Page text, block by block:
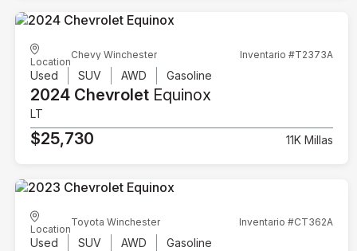
Location
Chevy Winchester Inventario #T2373A
Used SUV AWD Gasoline
2024 Chevrolet Equinox
LT
$25,730 11K Millas
Location
Toyota Winchester Inventario #CT362A
Used SUV AWD Gasoline